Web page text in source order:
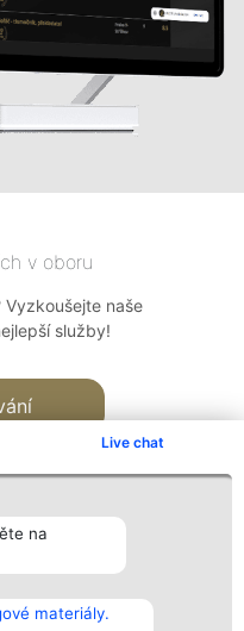
Live chat
na
materiály.
v oboru
Vyzkoušejte naše
služby!
Kontakt